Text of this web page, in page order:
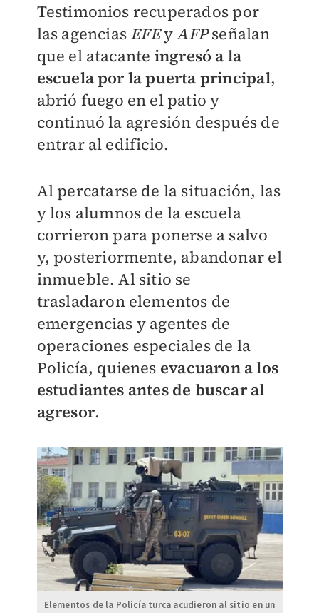
Testimonios recuperados por
las agencias EFEyAFPseñalan
que el atacante ingresó a la
escuela por la puerta principal,
abrió fuego en el patio y
continuó la agresión después de
entrar al edificio.
Al percatarse de la situación, las
y los alumnos de la escuela
corrieron para ponerse a salvo
y, posteriormente, abandonar el
inmueble. Al sitio se
trasladaron elementos de
emergencias y agentes de
operaciones especiales de la
Policía, quienes evacuaron a los
estudiantes antes de buscar al
agresor.
Elementos de la Policía turca acudieron al sitio en un